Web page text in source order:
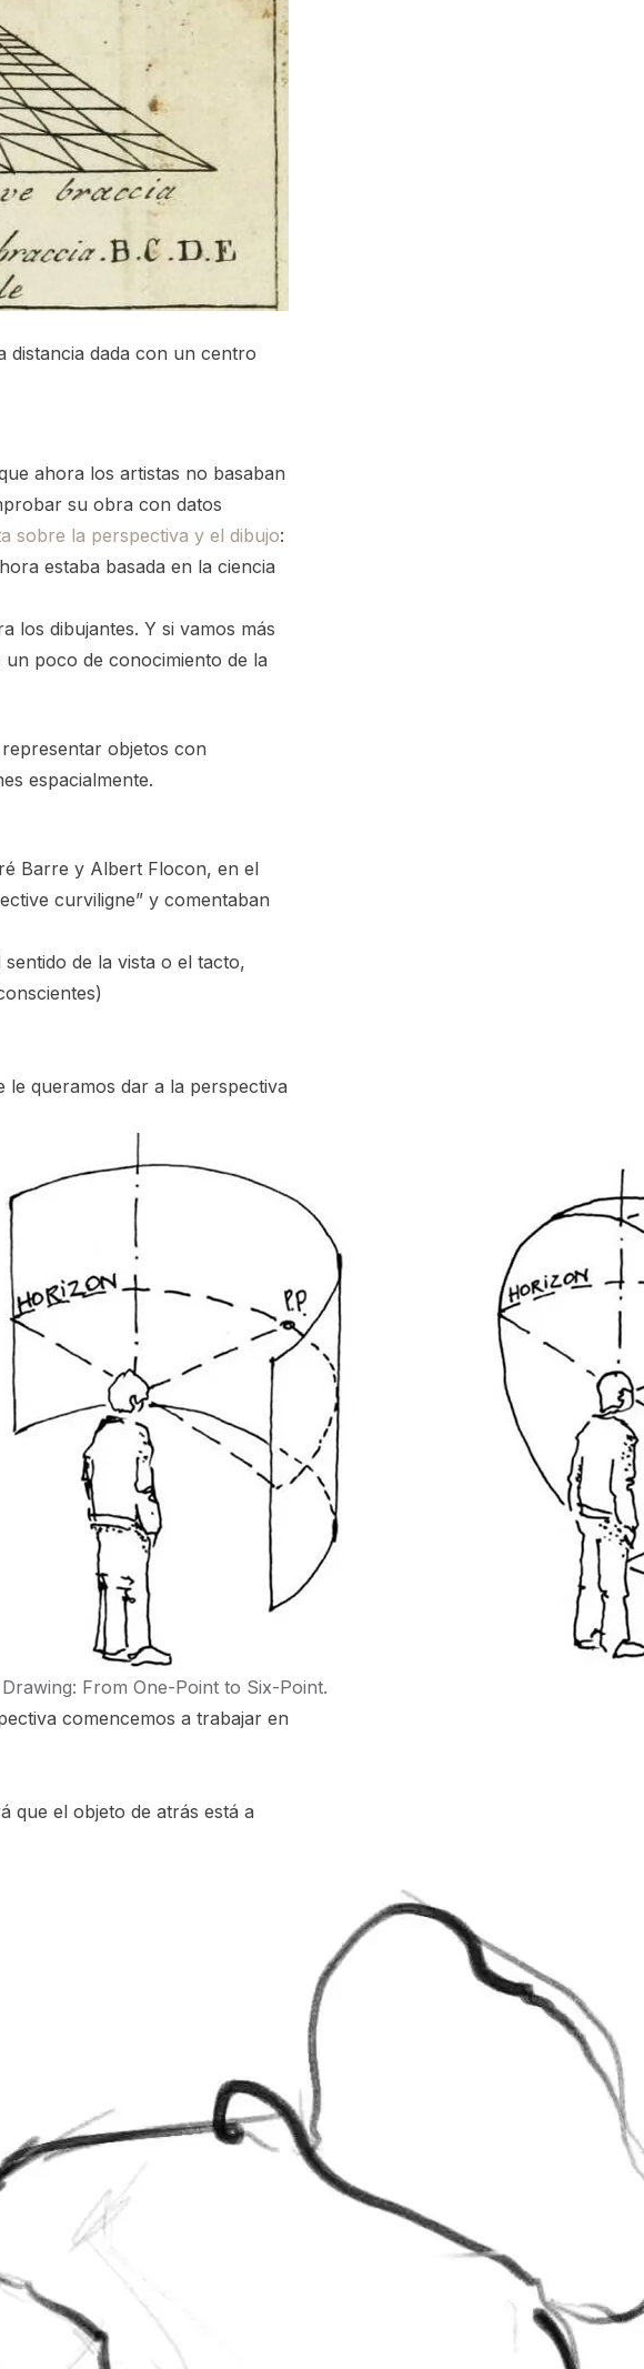
distancia dada con un centro
ahora los artistas no basaban
su obra con datos
sobre la perspectiva y el dibujo:
estaba basada en la ciencia
los dibujantes. Y si vamos más
poco de conocimiento de la
objetos con
espacialmente.
Barre y Albert Flocon, en el
curviligne” y comentaban
de la vista o el tacto,
le queramos dar a la perspectiva
From One-Point to Six-Point.
comencemos a trabajar en
que el objeto de atrás está a